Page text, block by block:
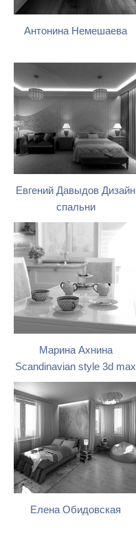
Антонина Немешаева
Евгений Давыдов Дизайн
спальни
Марина Ахнина
Scandinavian style 3d max
Елена Обидовская